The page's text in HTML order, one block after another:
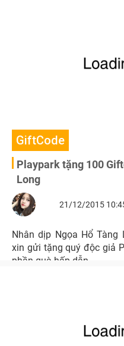
GiftCode
Playpark tặng 100
Long
21/12/2015
Nhân dịp Ngọa Hổ Tàng
xin gửi tặng quý độc giả
phần quà hấp dẫn.